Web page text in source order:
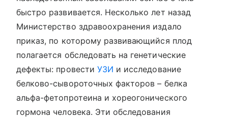
быстро развивается. Несколько лет назад
Министерство здравоохранения издало
приказ, по которому развивающийся плод
полагается обследовать на генетические
дефекты: провести УЗИ и исследование
белково-сывороточных факторов – белка
альфа-фетопротеина и хореогонического
гормона человека. Эти обследования